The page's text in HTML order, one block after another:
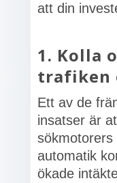
att din
1. Kolla
trafiken
Ett av de
insatser är
automatik
ökade